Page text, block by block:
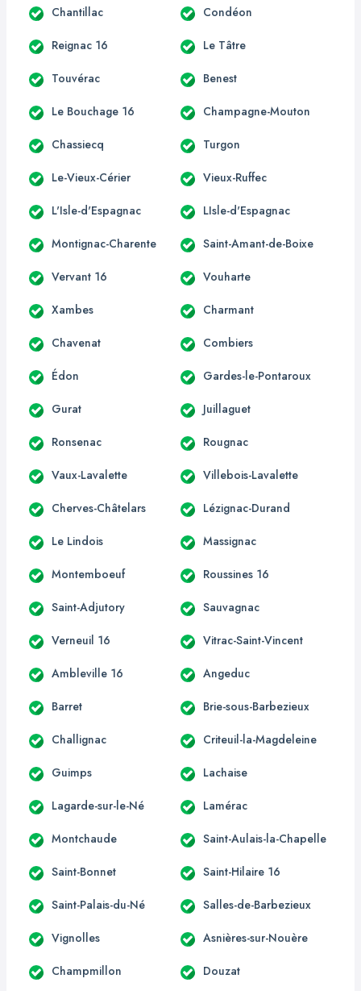
Chantillac Condéon
Reignac 16 Le Tâtre
Touvérac Benest
Le Bouchage 16 Champagne-Mouton
Chassiecq Turgon
Le-Vieux-Cérier Vieux-Ruffec
L'Isle-d'Espagnac LIsle-d'Espagnac
Montignac-Charente Saint-Amant-de-Boixe
Vervant 16 Vouharte
Xambes Charmant
Chavenat Combiers
Édon Gardes-le-Pontaroux
Gurat Juillaguet
Ronsenac Rougnac
Vaux-Lavalette Villebois-Lavalette
Cherves-Châtelars Lézignac-Durand
Le Lindois Massignac
Montemboeuf Roussines 16
Saint-Adjutory Sauvagnac
Verneuil 16 Vitrac-Saint-Vincent
Ambleville 16 Angeduc
Barret Brie-sous-Barbezieux
Challignac Criteuil-la-Magdeleine
Guimps Lachaise
Lagarde-sur-le-Né Lamérac
Montchaude Saint-Aulais-la-Chapelle
Saint-Bonnet Saint-Hilaire 16
Saint-Palais-du-Né Salles-de-Barbezieux
Vignolles Asnières-sur-Nouère
Champmillon Douzat